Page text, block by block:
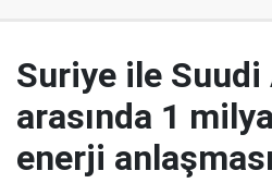
Suriye ile
arasında 1
enerji anlaşması